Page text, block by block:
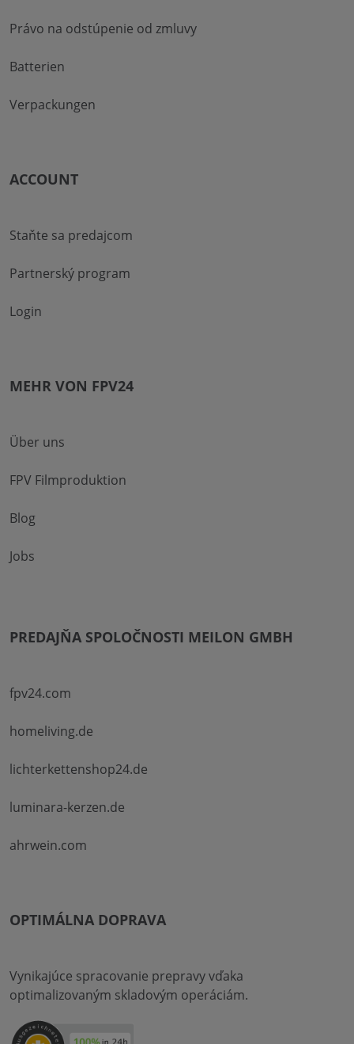
Právo na odstúpenie od zmluvy
Batterien
Verpackungen
ACCOUNT
Staňte sa predajcom
Partnerský program
Login
MEHR VON FPV24
Über uns
FPV Filmproduktion
Blog
Jobs
PREDAJŇA SPOLOČNOSTI MEILON GMBH
fpv24.com
homeliving.de
lichterkettenshop24.de
luminara-kerzen.de
ahrwein.com
OPTIMÁLNA DOPRAVA
Vynikajúce spracovanie prepravy vďaka
optimalizovaným skladovým operáciám.